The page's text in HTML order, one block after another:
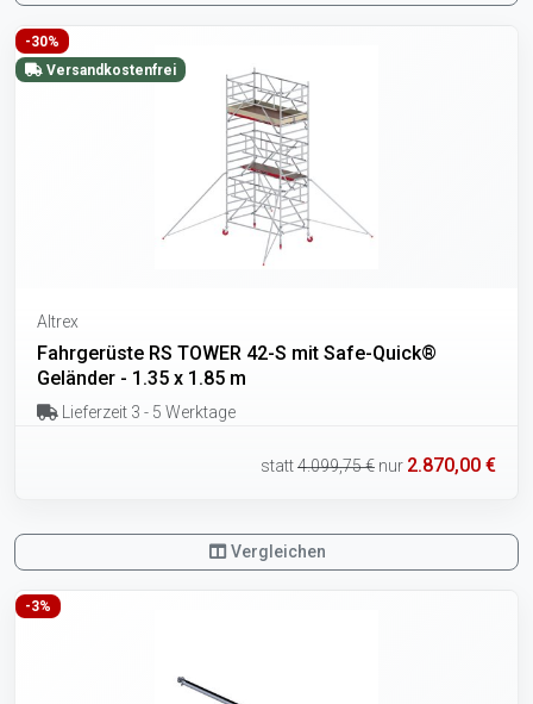
-30%
Versandkostenfrei
Altrex
Fahrgerüste RS TOWER 42-S mit Safe-Quick®
Geländer - 1.35 x 1.85 m
Lieferzeit 3 - 5 Werktage
statt4.099,75 € nur 2.870,00 €
Vergleichen
-3%